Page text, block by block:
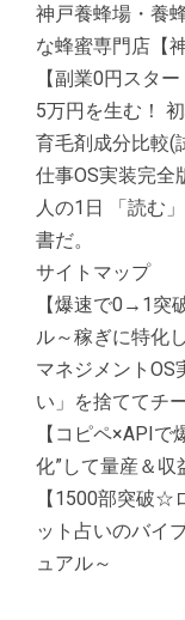
神戸養蜂場・養
な蜂蜜専門店【
【副業0円スタ
5万円を生む！
育毛剤成分比較(
仕事OS実装完
人の1日 「読む
書だ。
サイトマップ
【爆速で0→1突
ル～稼ぎに特化
マネジメント
い」を捨ててチ
【コピペ×API
化”して量産＆収
【1500部突破☆
ット占いのバイ
ュアル～